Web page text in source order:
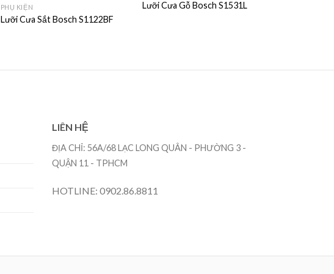
PHỤ KIỆN
Lưỡi Cưa Sắt Bosch S1122BF
Lưỡi Cưa Gỗ Bosch S1531L
LIÊN HỆ
ĐỊA CHỈ: 56A/68 LẠC LONG QUÂN - PHƯỜNG 3 -
QUẬN 11 - TPHCM
HOTLINE: 0902.86.8811